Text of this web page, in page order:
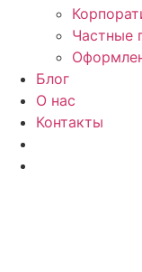
Частные
Блог
О нас
Контакты